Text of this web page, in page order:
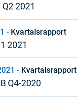
Q2 2021
- Kvartalsrapport
2021
- Kvartalsrapport
Q4-2020